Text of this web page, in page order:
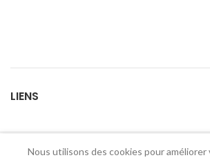
LIENS
2026 Holy Dharma
Nous utilisons des cookies pour